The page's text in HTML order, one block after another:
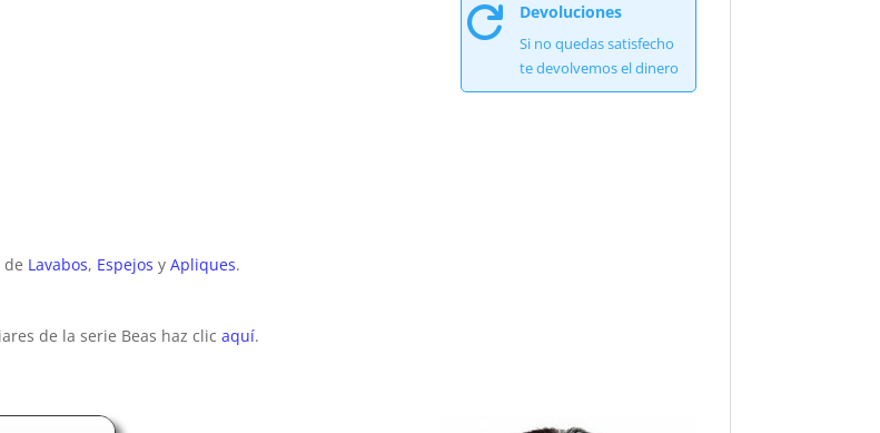
de Lavabos, Espejos yApliques.
de la serie Beas haz clicaquí.
 Devoluciones
Si no quedas satisfecho
te devolvemos el dinero